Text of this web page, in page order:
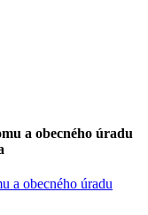
a obecného úradu